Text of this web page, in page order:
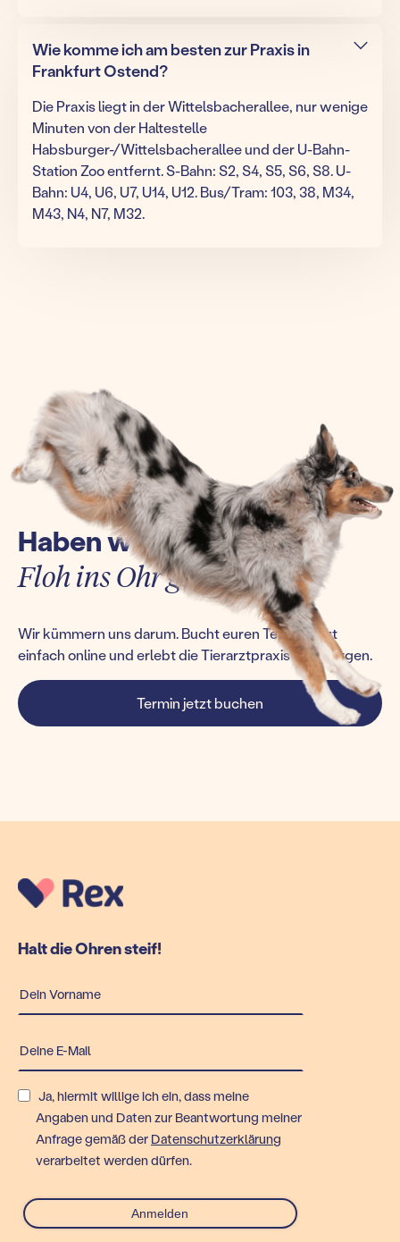
Wie komme ich am besten zur Praxis in
Frankfurt Ostend?
Die Praxis liegt in der Wittelsbacherallee, nur wenige
Minuten von der Haltestelle
Habsburger-/Wittelsbacherallee und der U-Bahn-
Station Zoo entfernt. S-Bahn: S2, S4, S5, S6, S8. U-
Bahn: U4, U6, U7, U14, U12. Bus/Tram: 103, 38, M34,
M43, N4, N7, M32.
Haben wir euch einen
Floh ins Ohr gesetzt?
Wir kümmern uns darum. Bucht euren Termin jetzt
einfach online und erlebt die Tierarztpraxis von morgen.
Termin jetzt buchen
Halt die Ohren steif!
Ja, hiermit willige ich ein, dass meine
Angaben und Daten zur Beantwortung meiner
Anfrage gemäß der Datenschutzerklärung
verarbeitet werden dürfen.